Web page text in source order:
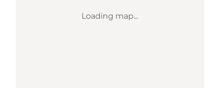
Loading map...